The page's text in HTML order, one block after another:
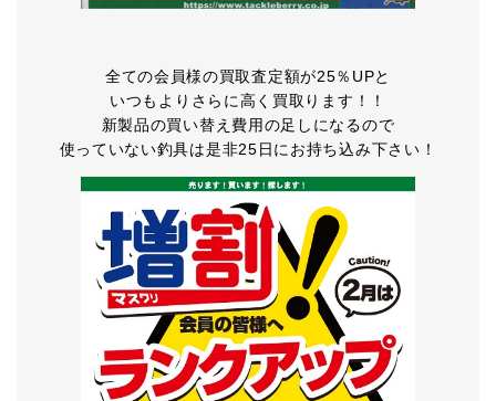
全ての会員様の買取査定額が25％UPと
いつもよりさらに高く買取ります！！
新製品の買い替え費用の足しになるので
使っていない釣具は是非25日にお持ち込み下さい！